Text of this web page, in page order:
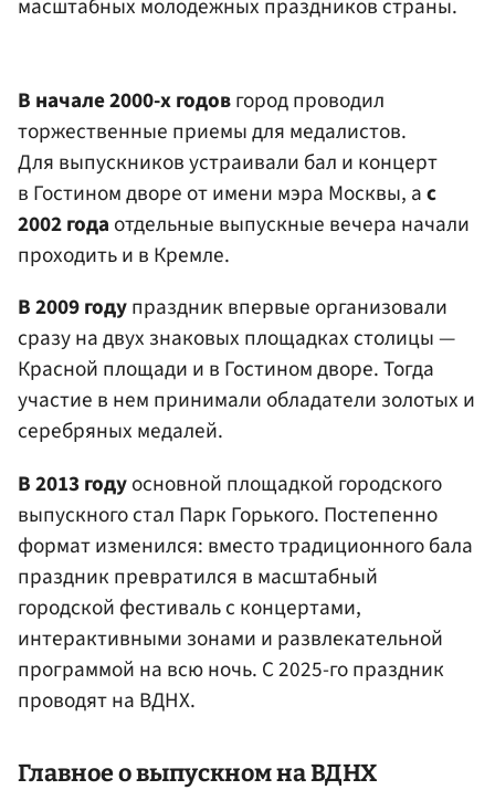
масштабных молодежных праздников страны.
В начале 2000-х годовгород проводил
торжественные приемы для медалистов.
Для выпускников устраивали бал и концерт
в Гостином дворе от имени мэра Москвы, ас
2002 года отдельные выпускные вечера начали
проходить и в Кремле.
В 2009 годупраздник впервые организовали
сразу на двух знаковых площадках столицы —
Красной площади и в Гостином дворе. Тогда
участие в нем принимали обладатели золотых и
серебряных медалей.
В 2013 годуосновной площадкой городского
выпускного стал Парк Горького. Постепенно
формат изменился: вместо традиционного бала
праздник превратился в масштабный
городской фестиваль с концертами,
интерактивными зонами и развлекательной
программой на всю ночь. С 2025-го праздник
проводят на ВДНХ.
Главное о выпускном на ВДНХ